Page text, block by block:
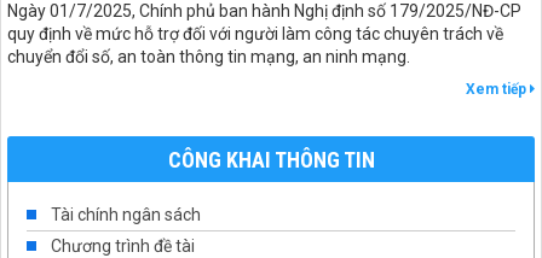
Ngày 01/7/2025, Chính phủ ban hành Nghị định số 179/2025/NĐ-CP
quy định về mức hỗ trợ đối với người làm công tác chuyên trách về
chuyển đổi số, an toàn thông tin mạng, an ninh mạng.
Xem tiếp
CÔNG KHAI THÔNG TIN
Tài chính ngân sách
Chương trình đề tài